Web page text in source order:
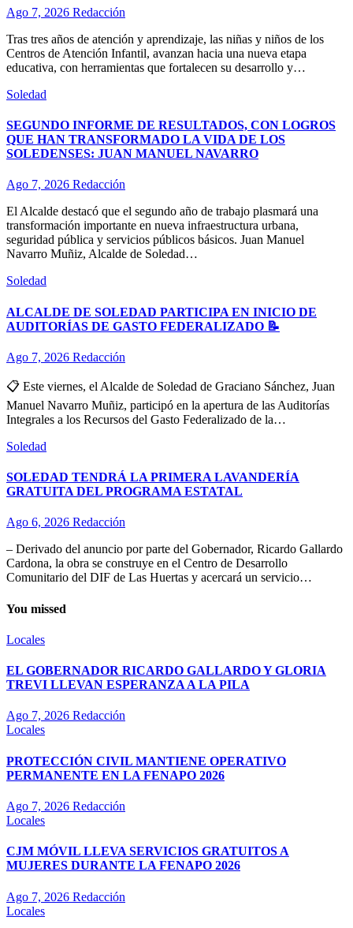
Ago 7, 2026 Redacción
Tras tres años de atención y aprendizaje, las niñas y niños de los
Centros de Atención Infantil, avanzan hacia una nueva etapa
educativa, con herramientas que fortalecen su desarrollo y…
Soledad
SEGUNDO INFORME DE RESULTADOS, CON LOGROS
QUE HAN TRANSFORMADO LA VIDA DE LOS
SOLEDENSES: JUAN MANUEL NAVARRO
Ago 7, 2026 Redacción
El Alcalde destacó que el segundo año de trabajo plasmará una
transformación importante en nueva infraestructura urbana,
seguridad pública y servicios públicos básicos. Juan Manuel
Navarro Muñiz, Alcalde de Soledad…
Soledad
ALCALDE DE SOLEDAD PARTICIPA EN INICIO DE
AUDITORÍAS DE GASTO FEDERALIZADO 📝
Ago 7, 2026 Redacción
📋 Este viernes, el Alcalde de Soledad de Graciano Sánchez, Juan
Manuel Navarro Muñiz, participó en la apertura de las Auditorías
Integrales a los Recursos del Gasto Federalizado de la…
Soledad
SOLEDAD TENDRÁ LA PRIMERA LAVANDERÍA
GRATUITA DEL PROGRAMA ESTATAL
Ago 6, 2026 Redacción
– Derivado del anuncio por parte del Gobernador, Ricardo Gallardo
Cardona, la obra se construye en el Centro de Desarrollo
Comunitario del DIF de Las Huertas y acercará un servicio…
You missed
Locales
EL GOBERNADOR RICARDO GALLARDO Y GLORIA
TREVI LLEVAN ESPERANZA A LA PILA
Ago 7, 2026 Redacción
Locales
PROTECCIÓN CIVIL MANTIENE OPERATIVO
PERMANENTE EN LA FENAPO 2026
Ago 7, 2026 Redacción
Locales
CJM MÓVIL LLEVA SERVICIOS GRATUITOS A
MUJERES DURANTE LA FENAPO 2026
Ago 7, 2026 Redacción
Locales